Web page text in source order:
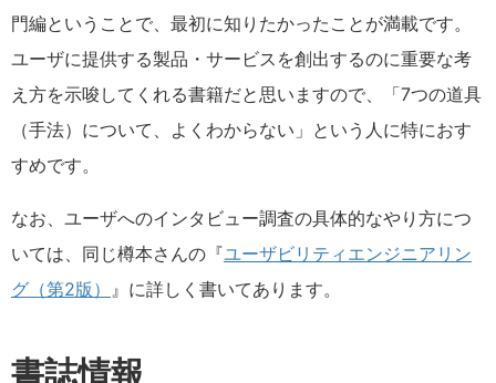
門編ということで、最初に知りたかったことが満載です。
ユーザに提供する製品・サービスを創出するのに重要な考
え方を示唆してくれる書籍だと思いますので、「7つの道具
（手法）について、よくわからない」という人に特におす
すめです。
なお、ユーザへのインタビュー調査の具体的なやり方につ
いては、同じ樽本さんの『ユーザビリティエンジニアリン
グ（第2版）
』に詳しく書いてあります。
書誌情報